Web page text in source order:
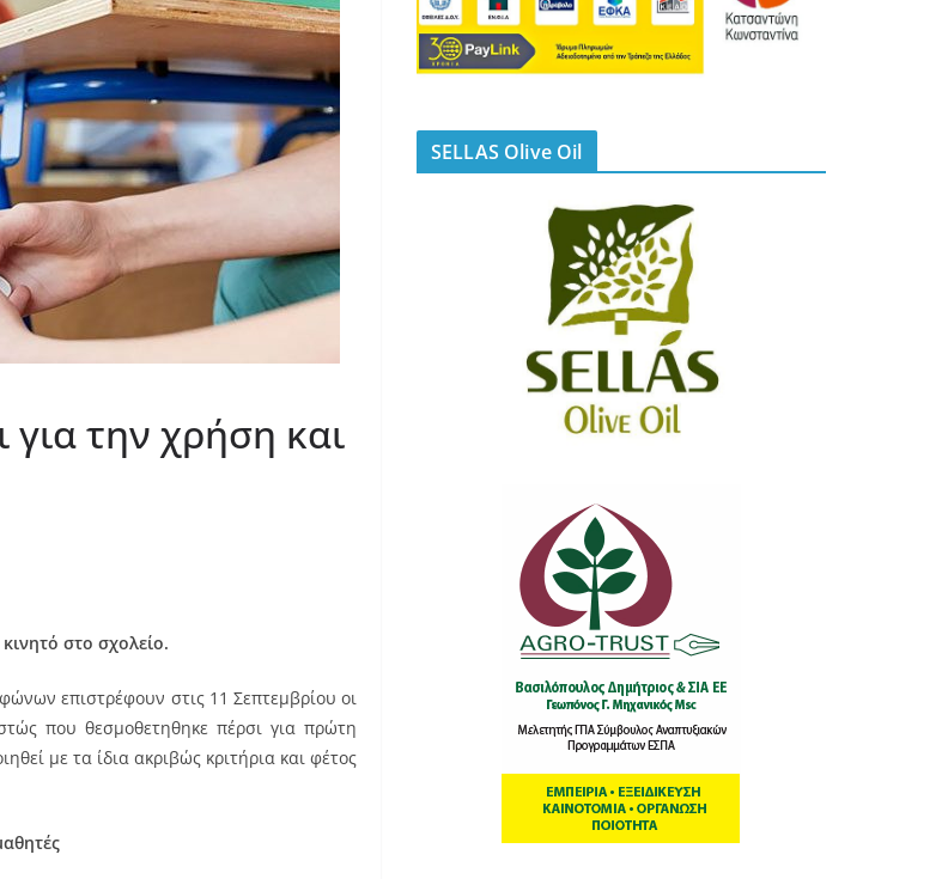
για την χρήση και
στο σχολείο.
επιστρέφουν στις 11 Σεπτεμβρίου οι
που θεσμοθετηθηκε πέρσι για πρώτη
με τα ίδια ακριβώς κριτήρια και φέτος
SELLAS Olive Oil